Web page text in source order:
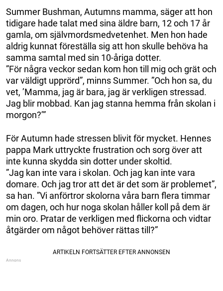
Summer Bushman, Autumns mamma, säger att hon
tidigare hade talat med sina äldre barn, 12 och 17 år
gamla, om självmordsmedvetenhet. Men hon hade
aldrig kunnat föreställa sig att hon skulle behöva ha
samma samtal med sin 10-åriga dotter.
”För några veckor sedan kom hon till mig och grät och
var väldigt upprörd”, minns Summer. ”Och hon sa, du
vet, ’Mamma, jag är bara, jag är verkligen stressad.
Jag blir mobbad. Kan jag stanna hemma från skolan i
morgon?’”
För Autumn hade stressen blivit för mycket. Hennes
pappa Mark uttryckte frustration och sorg över att
inte kunna skydda sin dotter under skoltid.
”Jag kan inte vara i skolan. Och jag kan inte vara
domare. Och jag tror att det är det som är problemet”,
sa han. ”Vi anförtror skolorna våra barn flera timmar
om dagen, och hur noga skolan håller koll på dem är
min oro. Pratar de verkligen med flickorna och vidtar
åtgärder om något behöver rättas till?”